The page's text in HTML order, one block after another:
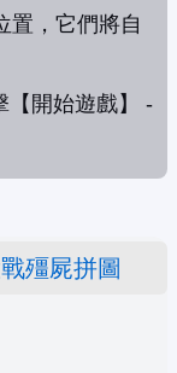
置，它們將自
【開始遊戲】 -
殭屍拼圖